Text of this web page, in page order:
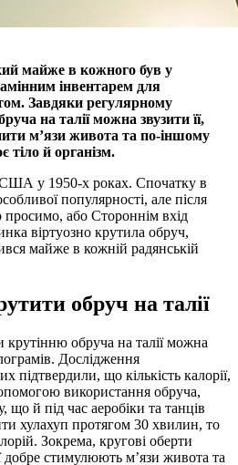
майже в кожного був у
інвентарем для
Завдяки регулярному
на талії можна звузити її,
м’язи живота та по-іншому
тіло й організм.
США у 1950-х роках. Спочатку в
популярності, але після
просимо, або Стороннім вхід
віртуозно крутила обруч,
майже в кожній радянській
обруч на талії
крутінню обруча на талії можна
Дослідження
підтвердили, що кількість калорії,
використання обруча,
що й під час аеробіки та танців
хулахуп протягом 30 хвилин, то
Зокрема, кругові оберти
добре стимулюють м’язи живота та